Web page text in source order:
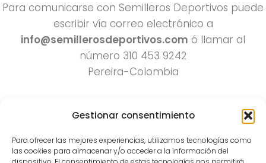
Gestionar consentimiento
Para ofrecer las mejores experiencias, utilizamos tecnologías como
las cookies para almacenar y/o acceder a la información del
Para comunicarse con Semilleros Deportivos puede
escribir vía correo electrónico a
info@semillerosdeportivos.com ó llamar al
número 310 453 9242
Pereira-Colombia